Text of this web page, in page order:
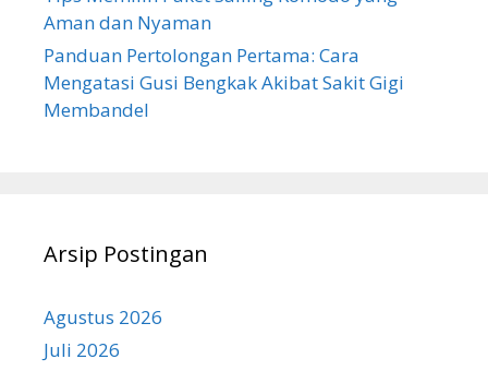
Aman dan Nyaman
Panduan Pertolongan Pertama: Cara
Mengatasi Gusi Bengkak Akibat Sakit Gigi
Membandel
Arsip Postingan
Agustus 2026
Juli 2026